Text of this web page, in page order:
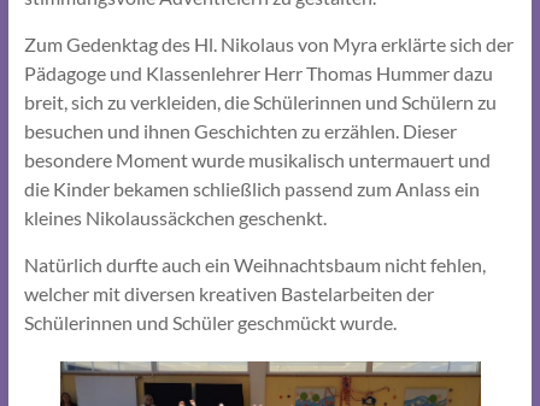
Zum Gedenktag des Hl. Nikolaus von Myra erklärte sich der
Pädagoge und Klassenlehrer Herr Thomas Hummer dazu
breit, sich zu verkleiden, die Schülerinnen und Schülern zu
besuchen und ihnen Geschichten zu erzählen. Dieser
besondere Moment wurde musikalisch untermauert und
die Kinder bekamen schließlich passend zum Anlass ein
kleines Nikolaussäckchen geschenkt.
Natürlich durfte auch ein Weihnachtsbaum nicht fehlen,
welcher mit diversen kreativen Bastelarbeiten der
Schülerinnen und Schüler geschmückt wurde.